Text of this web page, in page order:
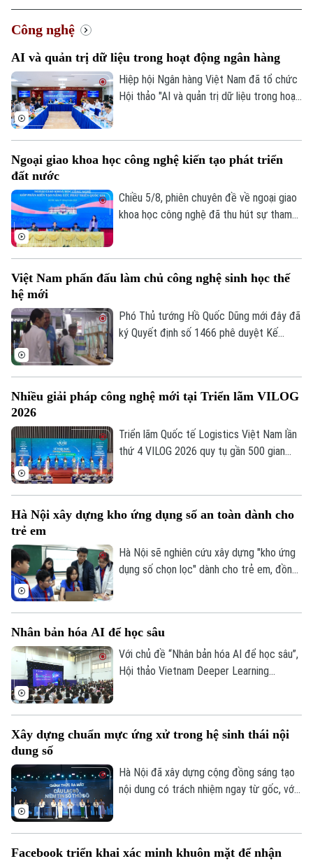
Theo dõi Hà Nội On
Hà Nội
Chính trị
Xã hội
An ninh trật tự
Hà Nội
Người Hà Nội
Khoảnh khắc Hà Nội
Ẩm thực
Thế giới
Tin tức
Quân sự
Người Việt 4 phương
Kinh tế
Tin tức
Cafe sáng
Tài chính Ngân hàng
Doanh nghiệp
Nhà đất
Tin tức
Đầu tư
Căn hộ
Kinh nghiệm
Tàu và Xe
Ô tô
Tàu
Xe máy
Đánh giá
Giáo dục
Tin tức
Tuyển sinh
Hướng nghiệp
Văn hóa
Tin tức
Làng nghề
Di tích
Sức khỏe
Y tế
Dinh dưỡng
Tư vấn sức khỏe
Thể thao
Bóng đá
Quần vợt
Golf
Giải trí
Tin tức
Sao
Điện ảnh
Âm nhạc
Đã phát sóng
Công nghệ
AI và quản trị dữ liệu trong hoạt động ngân hàng
Hiệp hội Ngân hàng Việt Nam đã tổ chức
Hội thảo "AI và quản trị dữ liệu trong hoạt
hàng và doanh nghiệp Fintech.
Ngoại giao khoa học công nghệ kiến tạo phát triển
đất nước
Chiều 5/8, phiên chuyên đề về ngoại giao
khoa học công nghệ đã thu hút sự tham
nghệ sẽ là một trong những động lực
tranh quốc gia trong kỷ nguyên số.
Việt Nam phấn đấu làm chủ công nghệ sinh học thế
hệ mới
Phó Thủ tướng Hồ Quốc Dũng mới đây đã
ký Quyết định số 1466 phê duyệt Kế
2045 làm chủ công nghệ sinh học thế hệ
công nghệ chỉnh sửa gene.
Nhiều giải pháp công nghệ mới tại Triển lãm VILOG
2026
Triển lãm Quốc tế Logistics Việt Nam lần
thứ 4 VILOG 2026 quy tụ gần 500 gian
gian trình diễn của các giải pháp AI,
Hà Nội xây dựng kho ứng dụng số an toàn dành cho
trẻ em
Hà Nội sẽ nghiên cứu xây dựng "kho ứng
dụng số chọn lọc" dành cho trẻ em, đồng
Nhân bản hóa AI để học sâu
Với chủ đề “Nhân bản hóa AI để học sâu”,
Hội thảo Vietnam Deeper Learning
người học làm trung tâm.
Xây dựng chuẩn mực ứng xử trong hệ sinh thái nội
dung số
Hà Nội đã xây dựng cộng đồng sáng tạo
nội dung có trách nhiệm ngay từ gốc, với
Facebook triển khai xác minh khuôn mặt để nhận